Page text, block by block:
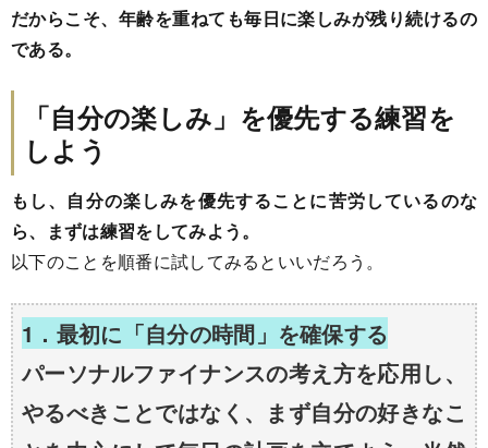
だからこそ、年齢を重ねても毎日に楽しみが残り続けるの
である。
「自分の楽しみ」を優先する練習を
しよう
もし、自分の楽しみを優先することに苦労しているのな
ら、まずは練習をしてみよう。
以下のことを順番に試してみるといいだろう。
1．最初に「自分の時間」を確保する
パーソナルファイナンスの考え方を応用し、
やるべきことではなく、まず自分の好きなこ